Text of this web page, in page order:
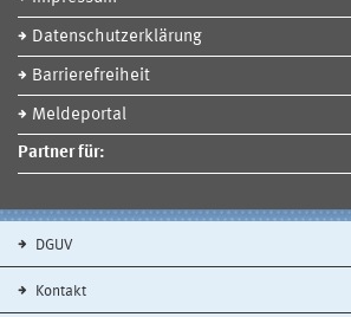
Datenschutzerklärung
Barrierefreiheit
Meldeportal
Partner für:
DGUV
Kontakt